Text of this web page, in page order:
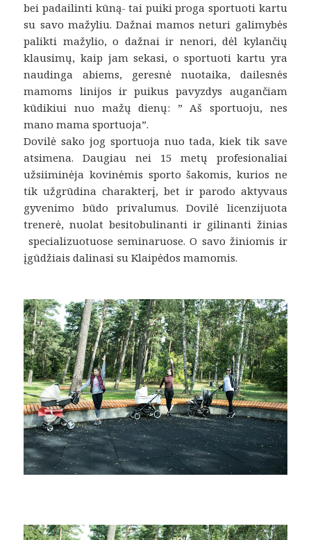
bei padailinti kūną- tai puiki proga sportuoti kartu
su savo mažyliu. Dažnai mamos neturi galimybės
palikti mažylio, o dažnai ir nenori, dėl kylančių
klausimų, kaip jam sekasi, o sportuoti kartu yra
naudinga abiems, geresnė nuotaika, dailesnės
mamoms linijos ir puikus pavyzdys augančiam
kūdikiui nuo mažų dienų: ” Aš sportuoju, nes
mano mama sportuoja”.
Dovilė sako jog sportuoja nuo tada, kiek tik save
atsimena. Daugiau nei 15 metų profesionaliai
užsiiminėja kovinėmis sporto šakomis, kurios ne
tik užgrūdina charakterį, bet ir parodo aktyvaus
gyvenimo būdo privalumus. Dovilė licenzijuota
trenerė, nuolat besitobulinanti ir gilinanti žinias
specializuotuose seminaruose. O savo žiniomis ir
įgūdžiais dalinasi su Klaipėdos mamomis.